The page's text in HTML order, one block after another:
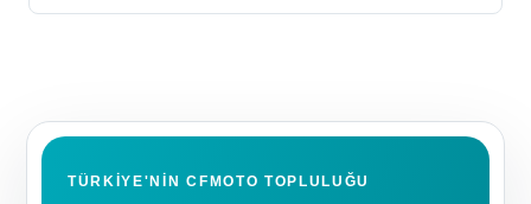
TÜRKIYE'NIN CFMOTO TOPLULUĞU